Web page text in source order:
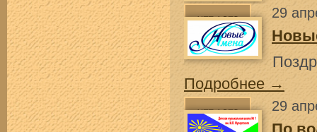
29
Подробнее →
29